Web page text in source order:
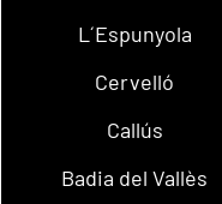
L´Espunyola
Cervelló
Callús
Badia del Vallès